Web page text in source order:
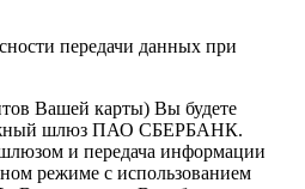
передачи данных при
Вашей карты) Вы будете
шлюз ПАО СБЕРБАНК.
и передача информации
режиме с использованием